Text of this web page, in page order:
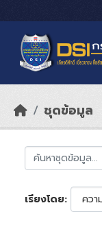
ชุดข้อมูล
เรียงโดย